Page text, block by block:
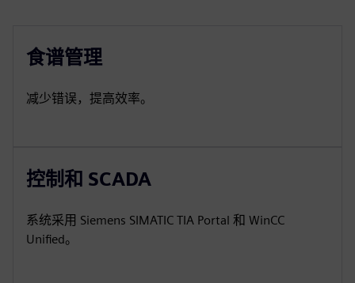
食谱管理
减少错误，提高效率。
控制和 SCADA
系统采用 Siemens SIMATIC TIA Portal 和 WinCC
Unified。